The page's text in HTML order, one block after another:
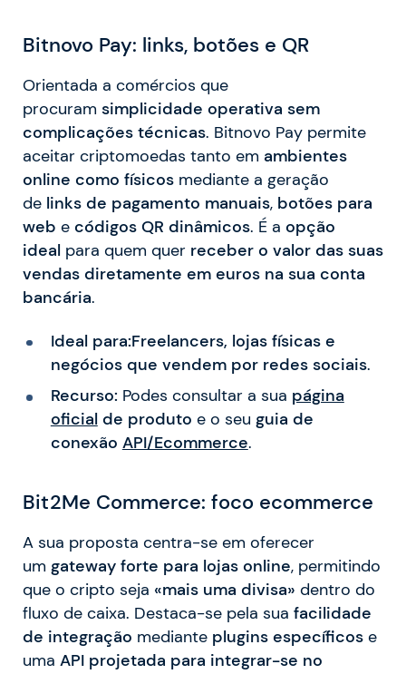
Bitnovo Pay: links, botões e QR
Orientada a comércios que
procuram simplicidade operativa sem
complicações técnicas. Bitnovo Pay permite
aceitar criptomoedas tanto em ambientes
online como físicos mediante a geração
de links de pagamento manuais, botões para
web e códigos QR dinâmicos. É a opção
ideal para quem quer receber o valor das suas
vendas diretamente em euros na sua conta
bancária.
Ideal para:Freelancers, lojas físicas e
negócios que vendem por redes sociais.
Recurso: Podes consultar a sua página
oficialde produto e o seu guia de
conexão API/Ecommerce.
Bit2Me Commerce: foco ecommerce
A sua proposta centra-se em oferecer
um gateway forte para lojas online, permitindo
que o cripto seja «mais uma divisa» dentro do
fluxo de caixa. Destaca-se pela sua facilidade
de integração mediante plugins específicos e
uma API projetada para integrar-se no